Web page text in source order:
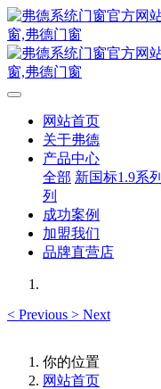
网站首页
关于弗德
产品中心
全部 新国标1.9系列
列
成功案例
加盟我们
品牌直营店
< Previous > Next
你的位置
网站首页